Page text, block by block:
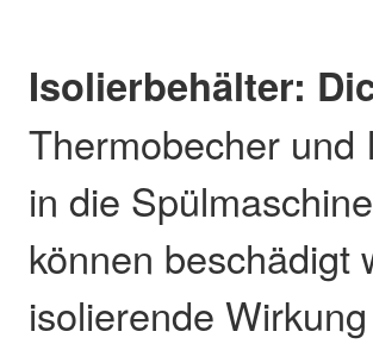
Isolierbehälter:
Thermobecher und
in die
können beschädigt
isolierende